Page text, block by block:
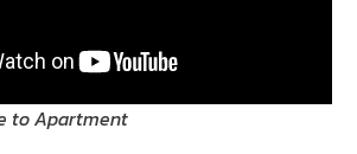
to Apartment